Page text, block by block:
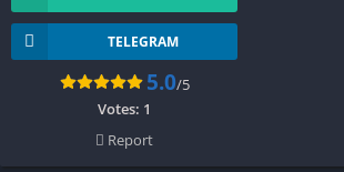
TELEGRAM
5.0/5
Votes: 1
Report